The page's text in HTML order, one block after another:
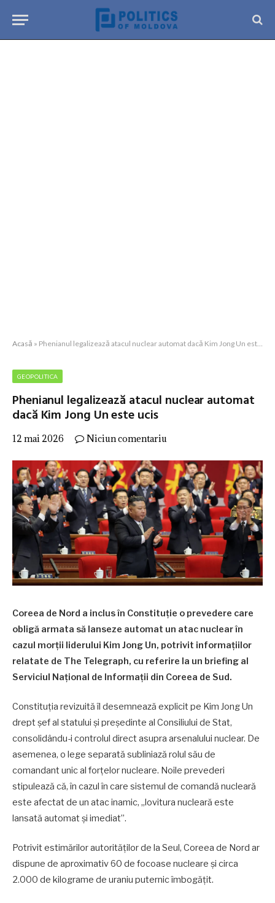
Acasă » Phenianul legalizează atacul nuclear automat dacă Kim Jong Un este ucis
GEOPOLITICA
Phenianul legalizează atacul nuclear automat
dacă Kim Jong Un este ucis
12 mai 2026 Niciun comentariu
Coreea de Nord a inclus în Constituție o prevedere care
obligă armata să lanseze automat un atac nuclear în
cazul morții liderului Kim Jong Un, potrivit informațiilor
relatate de The Telegraph, cu referire la un briefing al
Serviciul Național de Informații din Coreea de Sud.
Constituția revizuită îl desemnează explicit pe Kim Jong Un
drept șef al statului și președinte al Consiliului de Stat,
consolidându-i controlul direct asupra arsenalului nuclear. De
asemenea, o lege separată subliniază rolul său de
comandant unic al forțelor nucleare. Noile prevederi
stipulează că, în cazul în care sistemul de comandă nucleară
este afectat de un atac inamic, „lovitura nucleară este
lansată automat și imediat”.
Potrivit estimărilor autorităților de la Seul, Coreea de Nord ar
dispune de aproximativ 60 de focoase nucleare și circa
2.000 de kilograme de uraniu puternic îmbogățit.